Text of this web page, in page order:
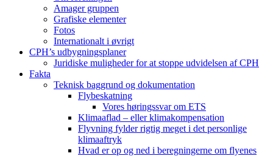
Amager gruppen
Grafiske elementer
Fotos
Internationalt i øvrigt
CPH’s udbygningsplaner
Juridiske muligheder for at stoppe udvidelsen af CPH
Fakta
Teknisk baggrund og dokumentation
Flybeskatning
Vores høringssvar om ETS
Klimaaflad – eller klimakompensation
Flyvning fylder rigtig meget i det personlige
klimaaftryk
Hvad er op og ned i beregningerne om flyenes